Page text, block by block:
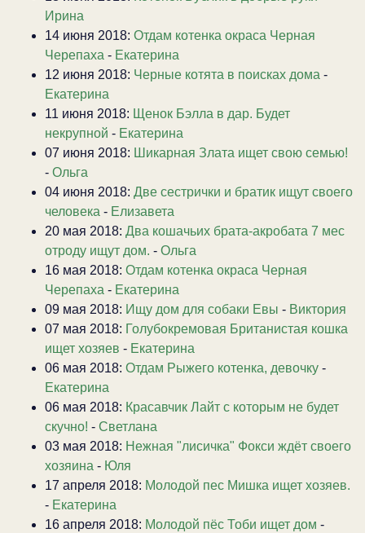
Ирина
14 июня 2018: Отдам котенка окраса Черная
Черепаха - Екатерина
12 июня 2018: Черные котята в поисках дома -
Екатерина
11 июня 2018: Щенок Бэлла в дар. Будет
некрупной - Екатерина
07 июня 2018: Шикарная Злата ищет свою семью!
- Ольга
04 июня 2018: Две сестрички и братик ищут своего
человека - Елизавета
20 мая 2018: Два кошачьих брата-акробата 7 мес
отроду ищут дом. - Ольга
16 мая 2018: Отдам котенка окраса Черная
Черепаха - Екатерина
09 мая 2018: Ищу дом для собаки Евы - Виктория
07 мая 2018: Голубокремовая Британистая кошка
ищет хозяев - Екатерина
06 мая 2018: Отдам Рыжего котенка, девочку -
Екатерина
06 мая 2018: Красавчик Лайт с которым не будет
скучно! - Светлана
03 мая 2018: Нежная "лисичка" Фокси ждёт своего
хозяина - Юля
17 апреля 2018: Молодой пес Мишка ищет хозяев.
- Екатерина
16 апреля 2018: Молодой пёс Тоби ищет дом -